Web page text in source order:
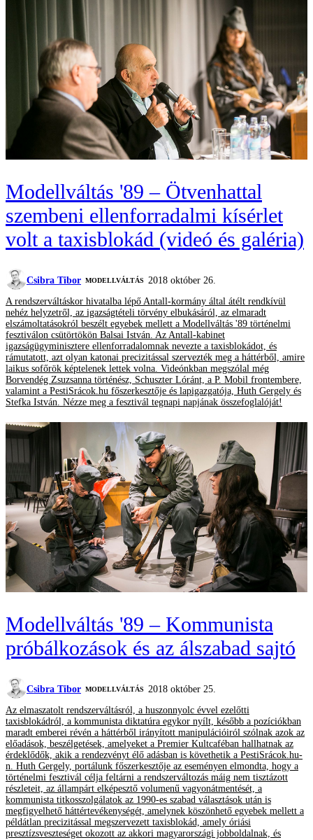
Modellváltás '89 – Ötvenhattal
szembeni ellenforradalmi kísérlet
volt a taxisblokád (videó és galéria)
Csibra Tibor MODELLVÁLTÁS
2018 október 26.
A rendszerváltáskor hivatalba lépő Antall-kormány által átélt rendkívül
nehéz helyzetről, az igazságtételi törvény elbukásáról, az elmaradt
elszámoltatásokról beszélt egyebek mellett a Modellváltás '89 történelmi
fesztiválon csütörtökön Balsai István. Az Antall-kabinet
igazságügyminisztere ellenforradalomnak nevezte a taxisblokádot, és
rámutatott, azt olyan katonai precizitással szervezték meg a háttérből, amire
laikus sofőrök képtelenek lettek volna. Videónkban megszólal még
Borvendég Zsuzsanna történész, Schuszter Lóránt, a P. Mobil frontembere,
valamint a PestiSrácok.hu főszerkesztője és lapigazgatója, Huth Gergely és
Stefka István. Nézze meg a fesztivál tegnapi napjának összefoglalóját!
Modellváltás '89 – Kommunista
próbálkozások és az álszabad sajtó
Csibra Tibor MODELLVÁLTÁS
2018 október 25.
Az elmaszatolt rendszerváltásról, a huszonnyolc évvel ezelőtti
taxisblokádról, a kommunista diktatúra egykor nyílt, később a pozíciókban
maradt emberei révén a háttérből irányított manipulációiról szólnak azok az
előadások, beszélgetések, amelyeket a Premier Kultcaféban hallhatnak az
érdeklődők, akik a rendezvényt élő adásban is követhetik a PestiSrácok.hu-
n. Huth Gergely, portálunk főszerkesztője az eseményen elmondta, hogy a
történelmi fesztivál célja feltárni a rendszerváltozás máig nem tisztázott
részleteit, az állampárt elképesztő volumenű vagyonátmentését, a
kommunista titkosszolgálatok az 1990-es szabad választások után is
megfigyelhető háttértevékenységét, amelynek köszönhető egyebek mellett a
példátlan precizitással megszervezett taxisblokád, amely óriási
presztízsveszteséget okozott az akkori magyarországi jobboldalnak, és